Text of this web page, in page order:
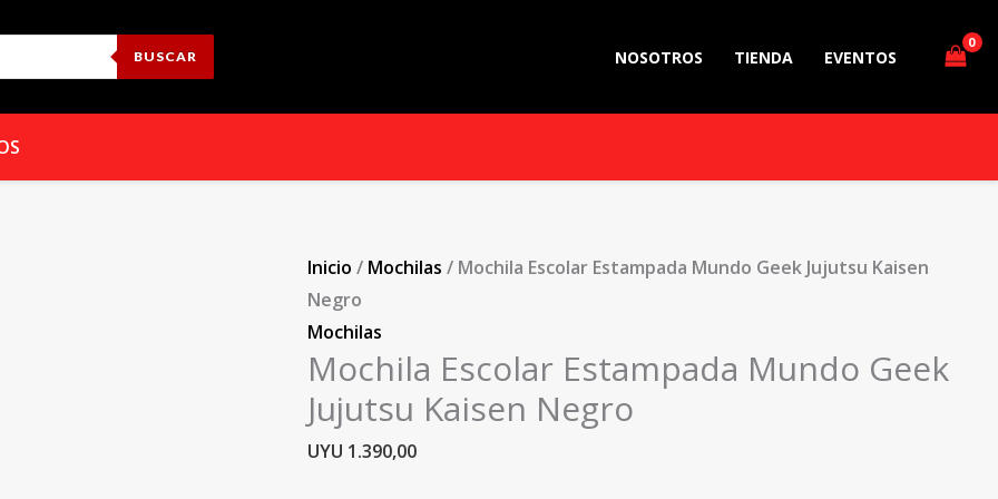
BUSCAR NOSOTROS TIENDA EVENTOS
Inicio / Mochilas / Mochila Escolar Estampada Mundo Geek Jujutsu Kaisen
Negro
Mochilas
Mochila Escolar Estampada Mundo Geek
Jujutsu Kaisen Negro
UYU 1.390,00
Mundo
Jujutsu
cantidad